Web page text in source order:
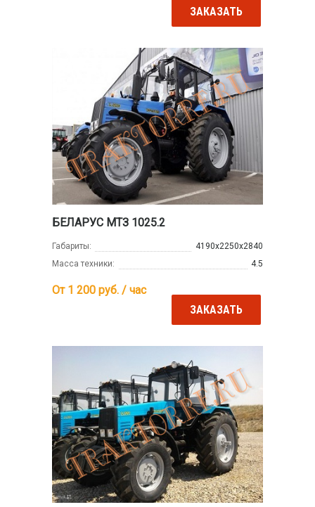
ЗАКАЗАТЬ
БЕЛАРУС МТЗ 1025.2
Габариты:
4190х2250х2840
Масса техники:
4.5
От 1 200 руб. / час
ЗАКАЗАТЬ